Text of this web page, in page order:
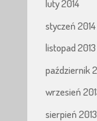
luty 2014
styczeń 2014
listopad 2013
październik
wrzesień
sierpień 2013